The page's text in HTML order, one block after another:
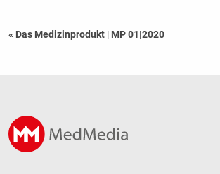
« Das Medizinprodukt | MP 01|2020